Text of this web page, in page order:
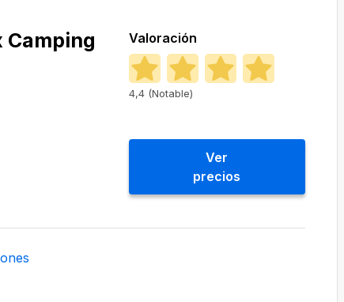
Camping
Valoración
4,4 (Notable)
Ver
precios